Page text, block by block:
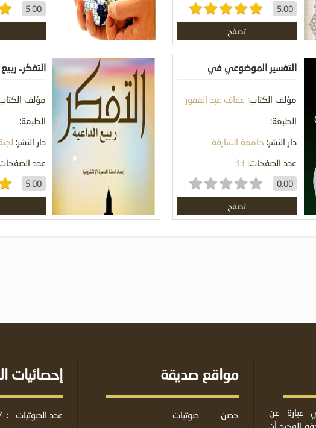
5.00
تصفح
5.00
التفسير الموضوعي في
مؤلف الكتاب: عفاف عبد الغفور
حميد
الطبعة:
دار النشر: جامعة الشارقة
عدد الصفحات: 33
0.00
تصفح
التفكر..
مؤلف
الإلكترونية
الطبعة:
دار النشر:
عدد
5.00
عبارة عن
الوحيد أن
مواقع صديقة
حصن
صوتيات
إحصائيات
عدد الصوتيات :